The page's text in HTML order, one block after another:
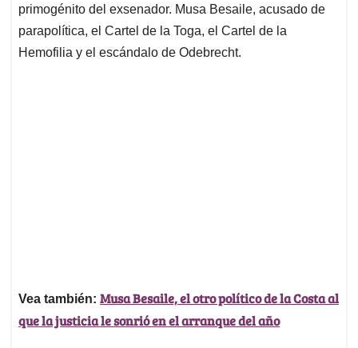
primogénito del exsenador. Musa Besaile, acusado de
parapolítica, el Cartel de la Toga, el Cartel de la
Hemofilia y el escándalo de Odebrecht.
Vea también: Musa Besaile, el otro político de la Costa al
que la justicia le sonrió en el arranque del año